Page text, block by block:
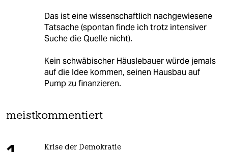
Das ist eine wissenschaftlich nachgewiesene
Tatsache (spontan finde ich trotz intensiver
Suche die Quelle nicht).
Kein schwäbischer Häuslebauer würde jemals
auf die Idee kommen, seinen Hausbau auf
Pump zu finanzieren.
meistkommentiert
Krise der Demokratie